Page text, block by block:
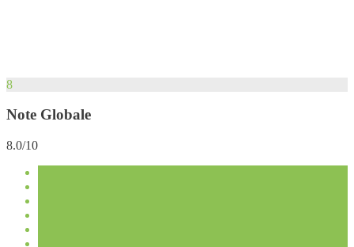
8
Note Globale
8.0/10